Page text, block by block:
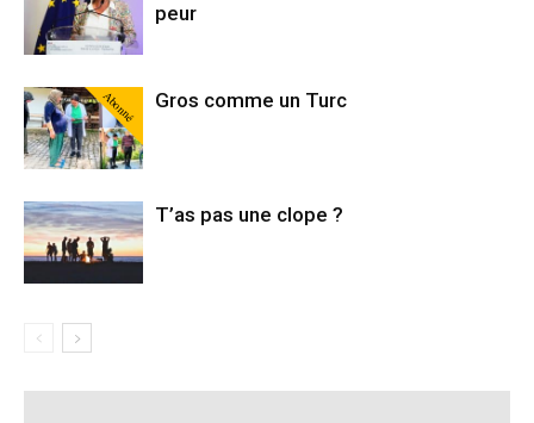
peur
Abonné Gros comme un Turc
T’as pas une clope ?